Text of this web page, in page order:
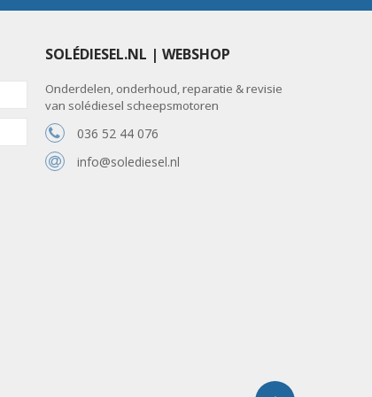
SOLÉDIESEL.NL | WEBSHOP
Onderdelen, onderhoud, reparatie & revisie
van solédiesel scheepsmotoren
036 52 44 076
info@solediesel.nl